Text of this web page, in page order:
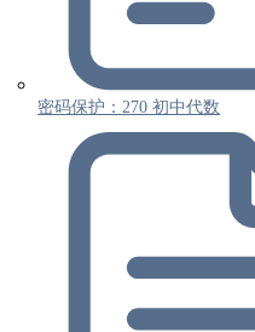
密码保护：270 初中代数